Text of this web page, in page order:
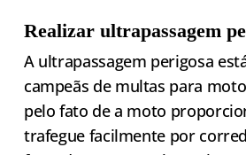
Realizar ultrapassagem
A ultrapassagem perigosa
campeãs de multas para
pelo fato de a moto
trafegue facilmente por